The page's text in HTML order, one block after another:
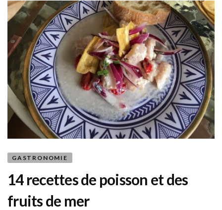
GASTRONOMIE
14 recettes de poisson et des
fruits de mer